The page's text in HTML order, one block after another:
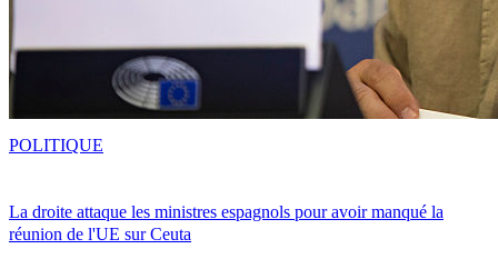
La droite attaque les ministres espagnols pour avoir manqué la
réunion de l'UE sur Ceuta
POLITIQUE